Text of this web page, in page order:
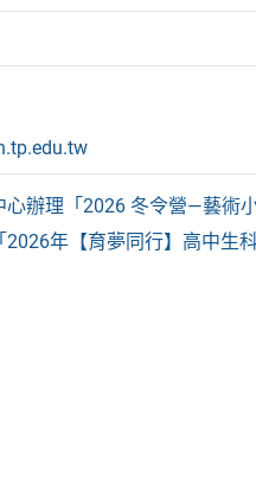
辦理「2026 冬令營—藝術
年【育夢同行】高中生科